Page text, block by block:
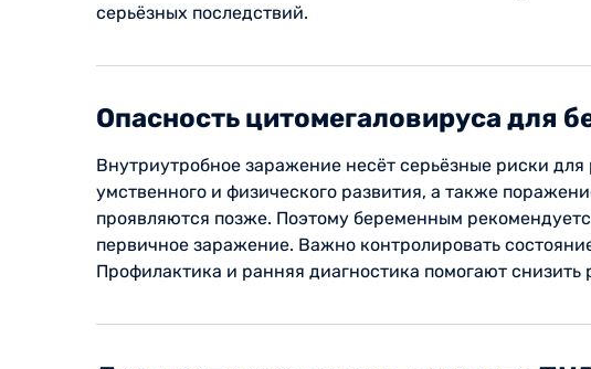
серьёзных последствий.
Опасность цитомегаловируса для
Внутриутробное заражение несёт серьёзные риски
умственного и физического развития, а также
проявляются позже. Поэтому беременным
первичное заражение. Важно контролировать
Профилактика и ранняя диагностика помогают снизить